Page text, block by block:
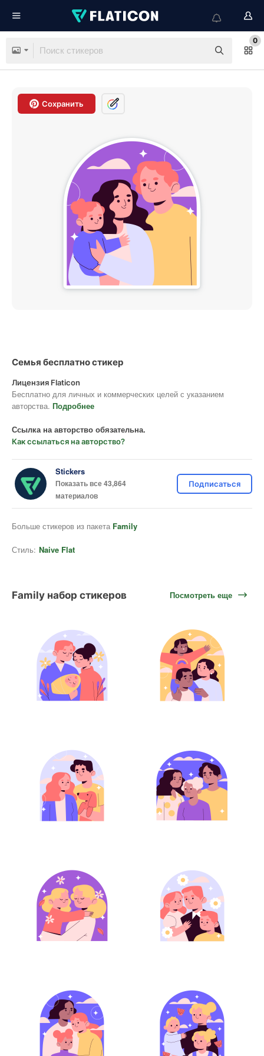
0
Сохранить
Семья бесплатно стикер
Лицензия Flaticon
Бесплатно для личных и коммерческих целей с указанием
авторства. Подробнее
Ссылка на авторство обязательна.
Как ссылаться на авторство?
Stickers
Показать все 43,864
материалов
Подписаться
Больше стикеров из пакета Family
Стиль: Naive Flat
Family набор стикеров Посмотреть еще